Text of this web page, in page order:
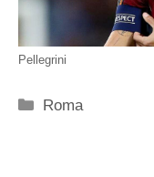
Pellegrini
Categorie
Roma